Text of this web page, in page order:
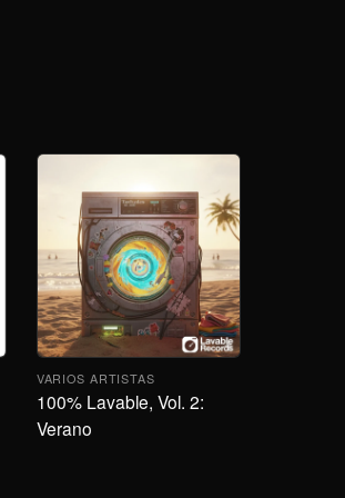
VARIOS ARTISTAS
100% Lavable, Vol. 2:
Verano